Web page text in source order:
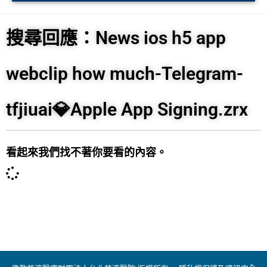
搜尋回應：News ios h5 app
webclip how much-Telegram-
tfjiuai💎Apple App Signing.zrx
看起來我們找不著你要看的內容。